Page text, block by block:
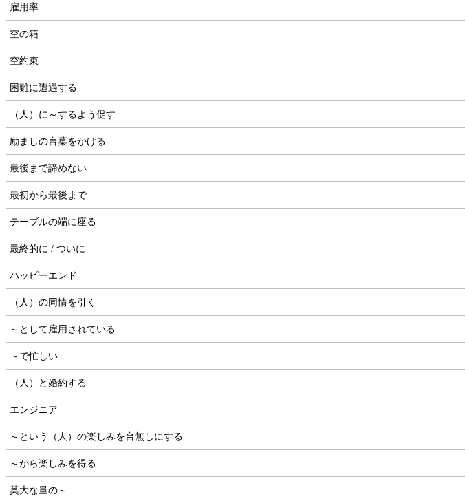
雇用率
空の箱
空約束
困難に遭遇する
（人）に～するよう促す
励ましの言葉をかける
最後まで諦めない
最初から最後まで
テーブルの端に座る
最終的に / ついに
ハッピーエンド
（人）の同情を引く
～として雇用されている
～で忙しい
（人）と婚約する
エンジニア
～という（人）の楽しみを台無しにする
～から楽しみを得る
莫大な量の～